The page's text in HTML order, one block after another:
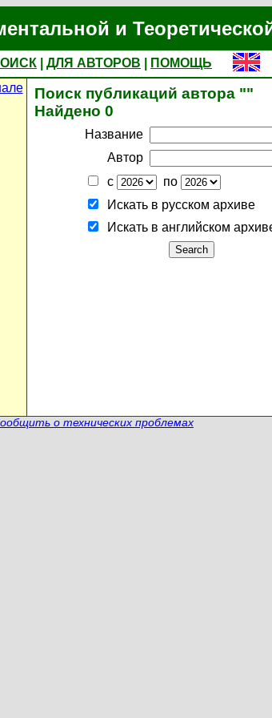
и
ДЛЯ АВТОРОВ
ПОМОЩЬ
Поиск публикаций автора ""
Найдено 0
Название
Автор
с
по
Искать в русском архиве
Искать в английском
о технических проблемах